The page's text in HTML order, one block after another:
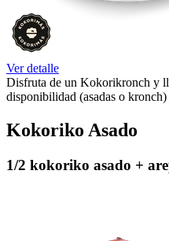
Ver detalle
Disfruta de un Kokorikronch y
disponibilidad (asadas o kronch)
Kokoriko Asado
1/2 kokoriko asado +